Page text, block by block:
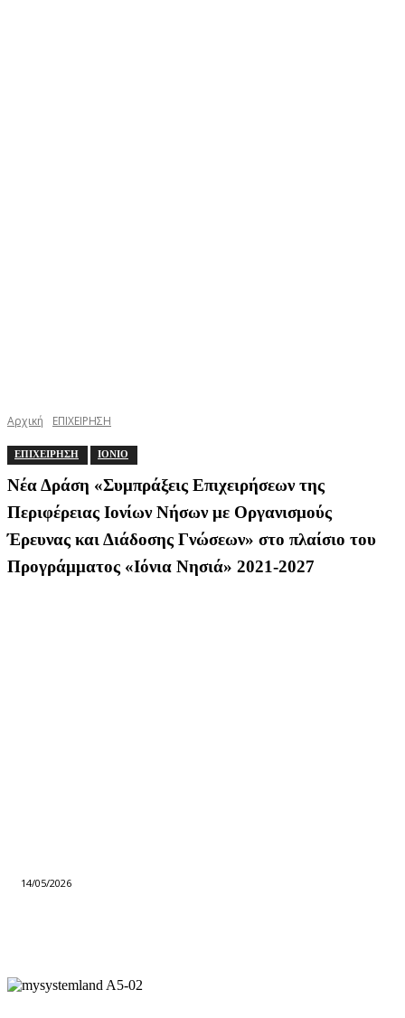
Αρχική ΕΠΙΧΕΙΡΗΣΗ
ΕΠΙΧΕΙΡΗΣΗ ΙΟΝΙΟ
Νέα Δράση «Συμπράξεις Επιχειρήσεων της
Περιφέρειας Ιονίων Νήσων με Οργανισμούς
Έρευνας και Διάδοσης Γνώσεων» στο πλαίσιο του
Προγράμματος «Ιόνια Νησιά» 2021-2027
14/05/2026